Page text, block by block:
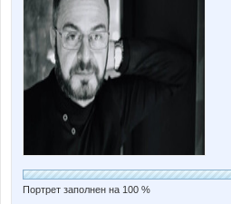
Портрет заполнен на 100 %